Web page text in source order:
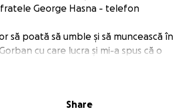
George Hasna - telefon
să poată să umble și să muncească în
cu care lucra și mi-a spus că o
o casă cu toate utilitățile, care va fi
pe nimeni. Dacă doriți să ajutați cât se
Share